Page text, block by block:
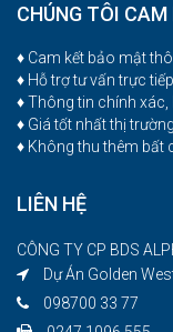
CHÚNG TÔI CAM
♦ Cam kết bảo mật
♦ Hỗ trợ tư vấn trực
♦ Thông tin chính
♦ Giá tốt nhất thị trường
♦ Không thu thêm bất
LIÊN HỆ
CÔNG TY CP BDS
Dự Án Golden
098700 33 77